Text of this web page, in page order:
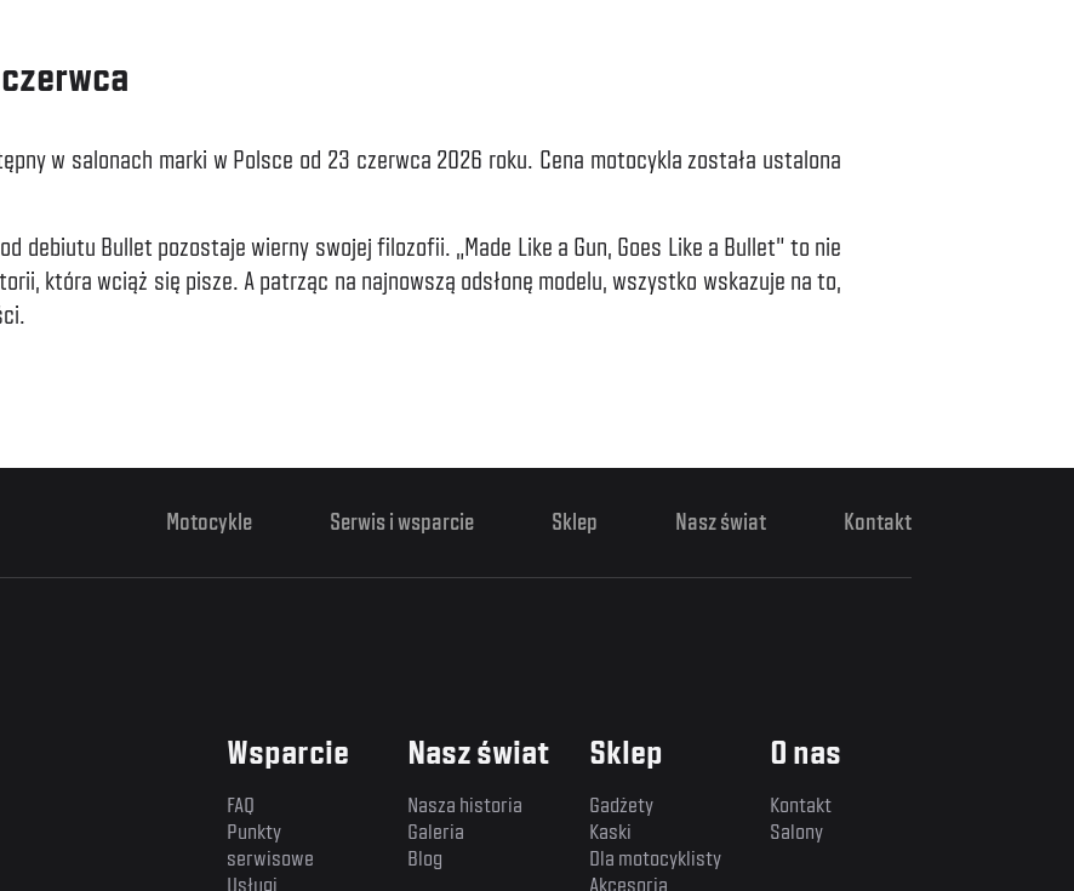
w salonach marki w Polsce od 23 czerwca 2026 roku. Cena motocykla została ustalona
debiutu Bullet pozostaje wierny swojej filozofii. „Made Like a Gun, Goes Like a Bullet” to nie
która wciąż się pisze. A patrząc na najnowszą odsłonę modelu, wszystko wskazuje na to,
Motocykle Serwis i wsparcie Sklep Nasz świat Kontakt
Wsparcie
FAQ
Punkty
serwisowe
Usługi
Nasz świat
Nasza historia
Galeria
Blog
Sklep
Gadżety
Kaski
Dla motocyklisty
Akcesoria
O nas
Kontakt
Salony